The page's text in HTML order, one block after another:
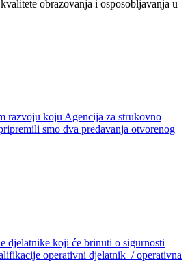
obrazovanja i osposobljavanja u
razvoju koju Agencija za strukovno
smo dva predavanja otvorenog
djelatnike koji će brinuti o sigurnosti
operativni djelatnik / operativna